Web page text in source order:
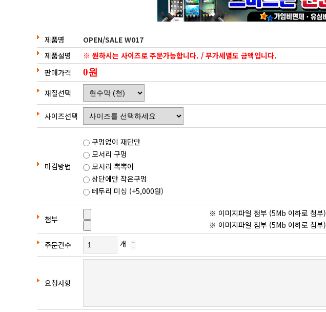
제품명
OPEN/SALE W017
제품설명
※ 원하시는 사이즈로 주문가능합니다. / 부가세별도 금액입니다.
판매가격
재질선택
사이즈선택
마감방법
구멍없이 재단만
모서리 구멍
모서리 뽁뽁이
상단에만 작은구멍
테두리 미싱 (+5,000원)
첨부
※ 이미지파일 첨부 (5Mb 이하로 첨부)
※ 이미지파일 첨부 (5Mb 이하로 첨부)
주문건수
개
요청사항